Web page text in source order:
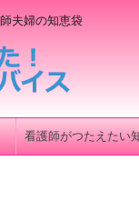
夫婦の知恵袋
看護師がつたえたい